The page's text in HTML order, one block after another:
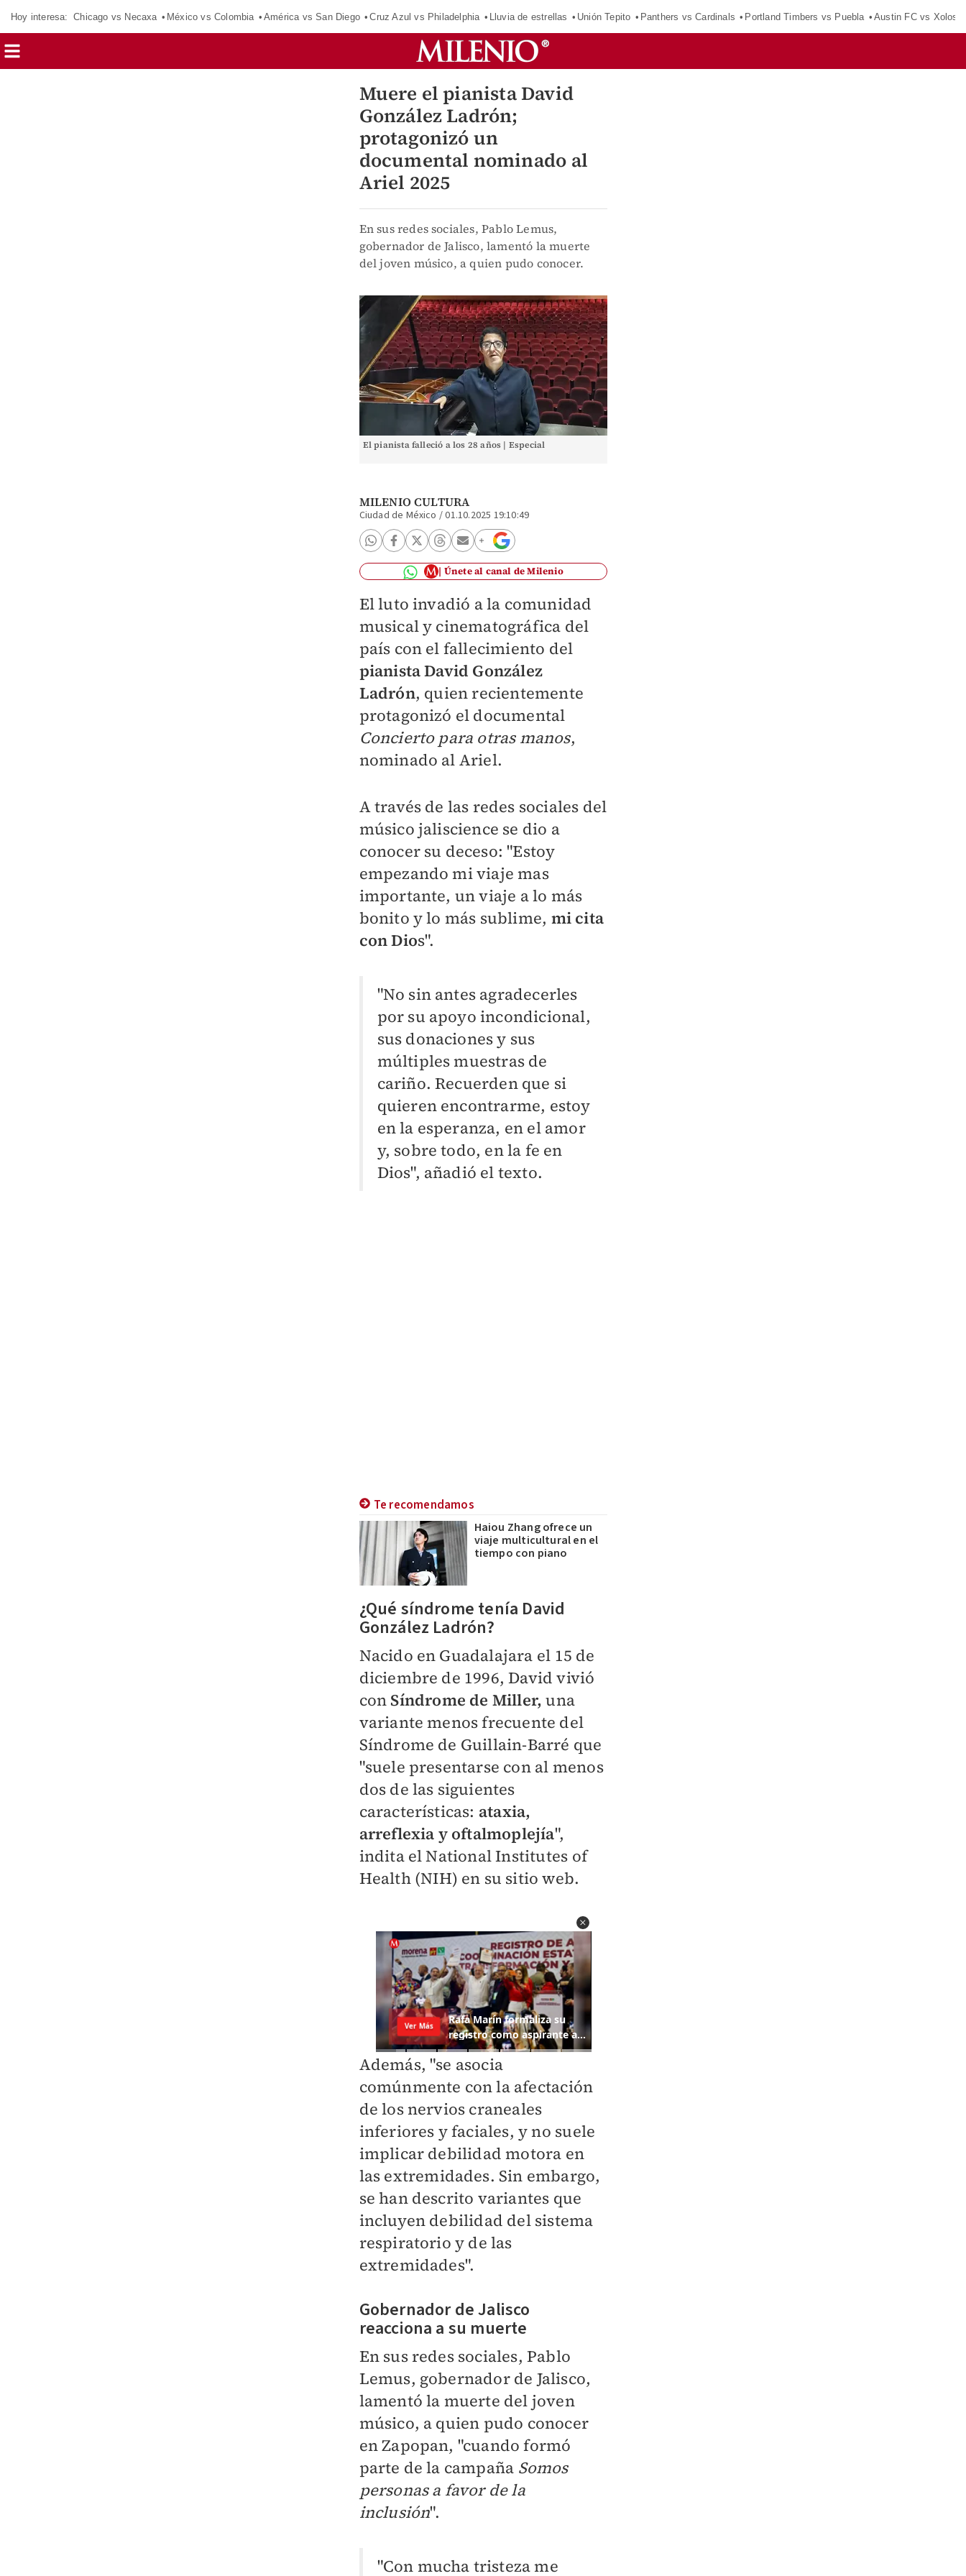
Hoy interesa: Chicago vs Necaxa México vs Colombia América vs San Diego Cruz Azul vs Philadelphia Lluvia de estrellas Unión Tepito Panthers vs Cardinals Portland Timbers vs Puebla Austin FC vs Xolos
Muere el pianista David
González Ladrón;
protagonizó un
documental nominado al
Ariel 2025
En sus redes sociales, Pablo Lemus,
gobernador de Jalisco, lamentó la muerte
del joven músico, a quien pudo conocer.
El pianista falleció a los 28 años | Especial
MILENIO CULTURA
Ciudad de México /01.10.2025 19:10:49
Únete al canal de Milenio
El luto invadió a la comunidad
musical y cinematográfica del
país con el fallecimiento del
pianista David González
Ladrón, quien recientemente
protagonizó el documental
Concierto para otras manos,
nominado al Ariel.
A través de las redes sociales del
músico jaliscience se dio a
conocer su deceso: "Estoy
empezando mi viaje mas
importante, un viaje a lo más
bonito y lo más sublime, mi cita
con Dios".
"No sin antes agradecerles
por su apoyo incondicional,
sus donaciones y sus
múltiples muestras de
cariño. Recuerden que si
quieren encontrarme, estoy
en la esperanza, en el amor
y, sobre todo, en la fe en
Dios", añadió el texto.
Te recomendamos
Haiou Zhang ofrece un
viaje multicultural en el
tiempo con piano
¿Qué síndrome tenía David
González Ladrón?
Nacido en Guadalajara el 15 de
diciembre de 1996, David vivió
con Síndrome de Miller, una
variante menos frecuente del
Síndrome de Guillain-Barré que
"suele presentarse con al menos
dos de las siguientes
características: ataxia,
arreflexia y oftalmoplejía",
indita el National Institutes of
Health (NIH) en su sitio web.
Además, "se asocia
comúnmente con la afectación
de los nervios craneales
inferiores y faciales, y no suele
implicar debilidad motora en
las extremidades. Sin embargo,
se han descrito variantes que
incluyen debilidad del sistema
respiratorio y de las
extremidades".
Gobernador de Jalisco
reacciona a su muerte
En sus redes sociales, Pablo
Lemus, gobernador de Jalisco,
lamentó la muerte del joven
músico, a quien pudo conocer
en Zapopan, "cuando formó
parte de la campaña Somos
personas a favor de la
inclusión".
"Con mucha tristeza me